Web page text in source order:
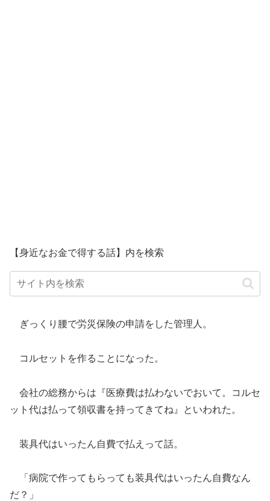
【身近なお金で得する話】内を検索
ぎっくり腰で労災保険の申請をした管理人。
コルセットを作ることになった。
会社の総務からは『医療費は払わないでおいて。コルセ
ット代は払って領収書を持ってきてね』といわれた。
装具代はいったん自費で払えって話。
「病院で作ってもらっても装具代はいったん自費なん
だ？」